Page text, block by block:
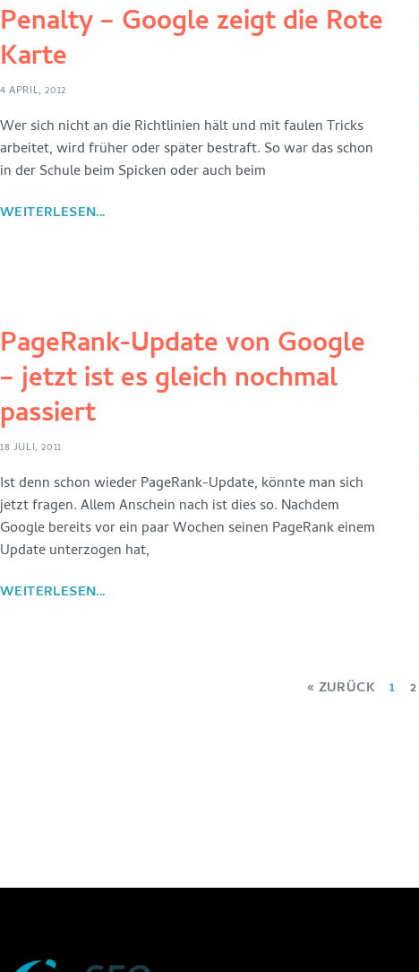
Penalty – Google zeigt die Rote
Karte
4 APRIL, 2012
Wer sich nicht an die Richtlinien hält und mit faulen Tricks
arbeitet, wird früher oder später bestraft. So war das schon
in der Schule beim Spicken oder auch beim
WEITERLESEN...
PageRank-Update von Google
– jetzt ist es gleich nochmal
passiert
18 JULI, 2011
Ist denn schon wieder PageRank-Update, könnte man sich
jetzt fragen. Allem Anschein nach ist dies so. Nachdem
Google bereits vor ein paar Wochen seinen PageRank einem
Update unterzogen hat,
WEITERLESEN...
« ZURÜCK 1 2